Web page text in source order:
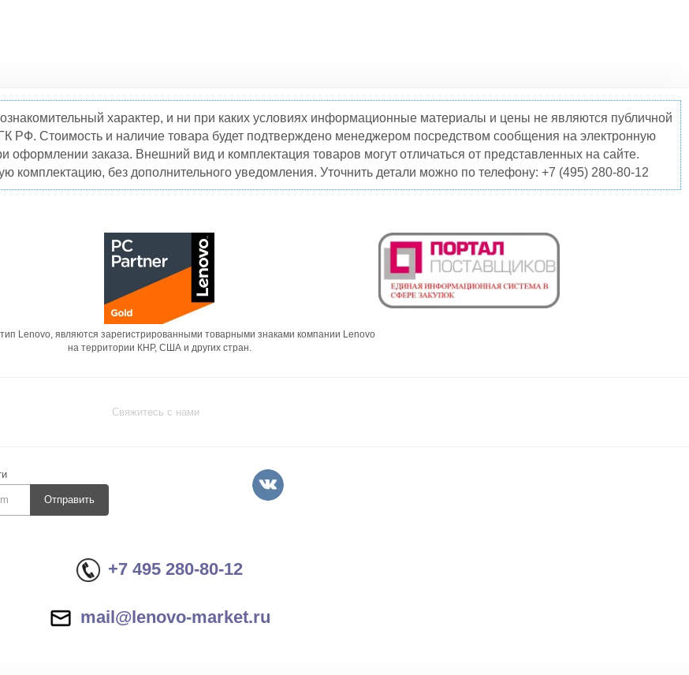
характер, и ни при каких условиях информационные материалы и цены не являются публичной
РФ. Стоимость и наличие товара будет подтверждено менеджером посредством сообщения на электронную
оформлении заказа. Внешний вид и комплектация товаров могут отличаться от представленных на сайте.
комплектацию, без дополнительного уведомления. Уточнить детали можно по телефону: +7 (495) 280-80-12
Lenovo, являются зарегистрированными товарными знаками компании Lenovo
на территории КНР, США и других стран.
Свяжитесь с нами
Отправить
+7 495 280-80-12
mail@lenovo-market.ru